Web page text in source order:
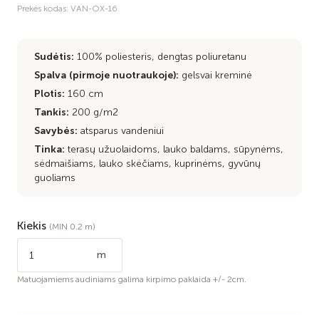
Prekės kodas: VAN-OX-16
Sudėtis: 100% poliesteris, dengtas poliuretanu
Spalva (pirmoje nuotraukoje): gelsvai kreminė
Plotis: 160 cm
Tankis: 200 g/m2
Savybės: atsparus vandeniui
Tinka: terasų užuolaidoms, lauko baldams, sūpynėms,
sėdmaišiams, lauko skėčiams, kuprinėms, gyvūnų
guoliams
Kiekis (MIN 0.2 m)
m
Matuojamiems audiniams galima kirpimo paklaida +/- 2cm.